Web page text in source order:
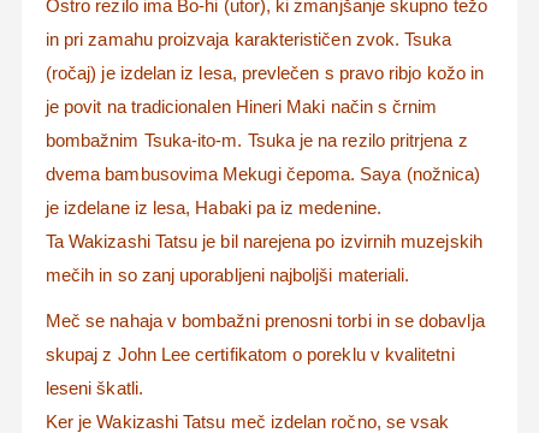
Ostro rezilo ima Bo-hi (utor), ki zmanjšanje skupno težo
in pri zamahu proizvaja karakterističen zvok. Tsuka
(ročaj) je izdelan iz lesa, prevlečen s pravo ribjo kožo in
je povit natradicionalen Hineri Maki način s črnim
bombažnim Tsuka-ito-m. Tsuka je na rezilopritrjena z
dvema bambusovima Mekugi čepoma. Saya (nožnica)
je izdelane iz lesa, Habaki pa iz medenine.
Ta Wakizashi Tatsu je bil narejena po izvirnih muzejskih
mečih in so zanj uporabljeni najboljši materiali.
Meč se nahaja v bombažni prenosni torbi in se dobavlja
skupaj z John Lee certifikatom o poreklu v kvalitetni
leseni škatli.
Ker je Wakizashi Tatsu meč izdelan ročno, se vsak